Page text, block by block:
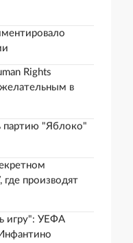
Rights
в
партию "Яблоко"
производят
игру": УЕФА